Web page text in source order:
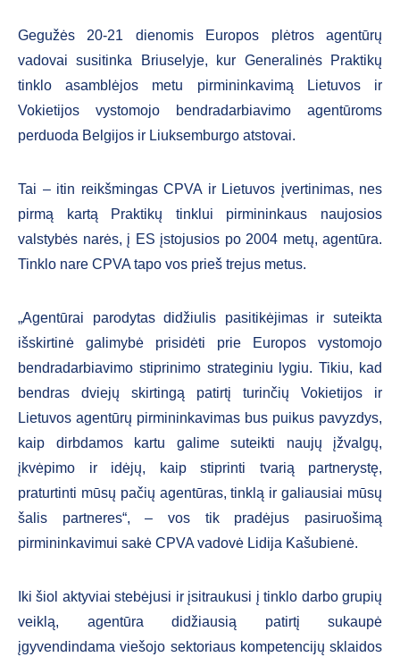
Gegužės 20-21 dienomis Europos plėtros agentūrų
vadovai susitinka Briuselyje, kur Generalinės Praktikų
tinklo asamblėjos metu pirmininkavimą Lietuvos ir
Vokietijos vystomojo bendradarbiavimo agentūroms
perduoda Belgijos ir Liuksemburgo atstovai.
Tai – itin reikšmingas CPVA ir Lietuvos įvertinimas, nes
pirmą kartą Praktikų tinklui pirmininkaus naujosios
valstybės narės, į ES įstojusios po 2004 metų, agentūra.
Tinklo nare CPVA tapo vos prieš trejus metus.
„Agentūrai parodytas didžiulis pasitikėjimas ir suteikta
išskirtinė galimybė prisidėti prie Europos vystomojo
bendradarbiavimo stiprinimo strateginiu lygiu. Tikiu, kad
bendras dviejų skirtingą patirtį turinčių Vokietijos ir
Lietuvos agentūrų pirmininkavimas bus puikus pavyzdys,
kaip dirbdamos kartu galime suteikti naujų įžvalgų,
įkvėpimo ir idėjų, kaip stiprinti tvarią partnerystę,
praturtinti mūsų pačių agentūras, tinklą ir galiausiai mūsų
šalis partneres“, – vos tik pradėjus pasiruošimą
pirmininkavimui sakė CPVA vadovė Lidija Kašubienė.
Iki šiol aktyviai stebėjusi ir įsitraukusi į tinklo darbo grupių
veiklą, agentūra didžiausią patirtį sukaupė
įgyvendindama viešojo sektoriaus kompetencijų sklaidos